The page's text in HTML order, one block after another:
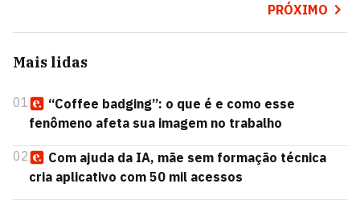
PRÓXIMO
Mais lidas
01
“Coffee badging”: o que é e como esse
fenômeno afeta sua imagem no trabalho
02
Com ajuda da IA, mãe sem formação técnica
cria aplicativo com 50 mil acessos